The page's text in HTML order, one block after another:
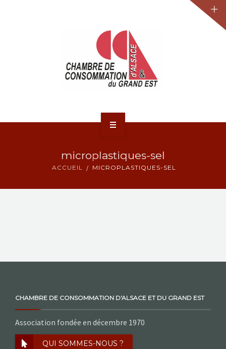
microplastiques-sel
ACCUEIL MICROPLASTIQUES-SEL
CHAMBRE DE CONSOMMATION D'ALSACE ET DU GRAND EST
Association fondée en décembre 1970
QUI SOMMES-NOUS ?